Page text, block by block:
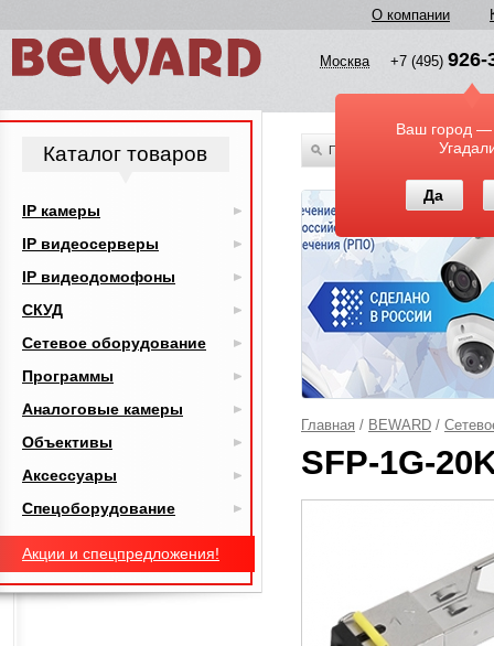
О компании
Москва +7 (495) 926-
Ваш город —
Да
По всему каталогу
Главная / BEWARD /
SFP-1G-
Каталог товаров
IP камеры
IP видеосерверы
IP видеодомофоны
СКУД
Сетевое оборудование
Программы
Аналоговые камеры
Объективы
Аксессуары
Спецоборудование
Акции и спецпредложения!